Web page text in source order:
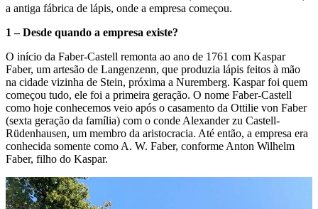
a antiga fábrica de lápis, onde a empresa começou.
1 – Desde quando a empresa existe?
O início da Faber-Castell remonta ao ano de 1761 com Kaspar
Faber, um artesão de Langenzenn, que produzia lápis feitos à mão
na cidade vizinha de Stein, próxima a Nuremberg. Kaspar foi quem
começou tudo, ele foi a primeira geração. O nome Faber-Castell
como hoje conhecemos veio após o casamento da Ottilie von Faber
(sexta geração da família) com o conde Alexander zu Castell-
Rüdenhausen, um membro da aristocracia. Até então, a empresa era
conhecida somente como A. W. Faber, conforme Anton Wilhelm
Faber, filho do Kaspar.